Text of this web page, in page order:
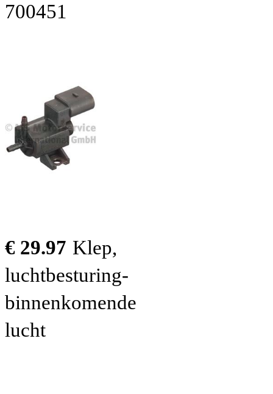
700451
€ 29.97 Klep,
luchtbesturing-
binnenkomende
lucht